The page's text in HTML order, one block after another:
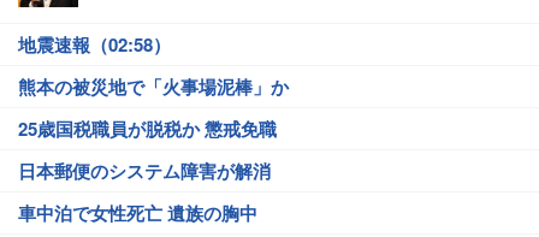
地震速報（02:58）
熊本の被災地で「火事場泥棒」か
25歳国税職員が脱税か 懲戒免職
日本郵便のシステム障害が解消
車中泊で女性死亡 遺族の胸中